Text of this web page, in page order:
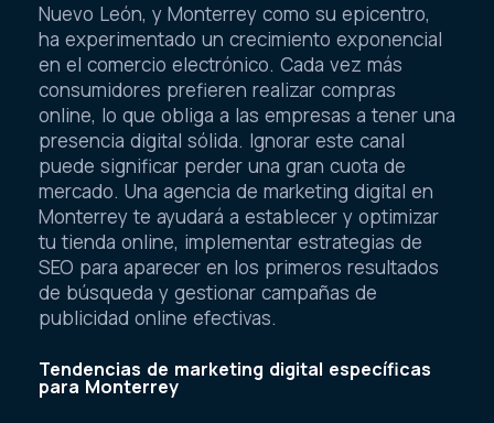
Nuevo León, y Monterrey como su epicentro,
ha experimentado un crecimiento exponencial
en el comercio electrónico. Cada vez más
consumidores prefieren realizar compras
online, lo que obliga a las empresas a tener una
presencia digital sólida. Ignorar este canal
puede significar perder una gran cuota de
mercado. Una agencia de marketing digital en
Monterrey te ayudará a establecer y optimizar
tu tienda online, implementar estrategias de
SEO para aparecer en los primeros resultados
de búsqueda y gestionar campañas de
publicidad online efectivas.
Tendencias de marketing digital específicas
para Monterrey